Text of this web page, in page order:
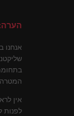
אנחנו
אין
לפנות